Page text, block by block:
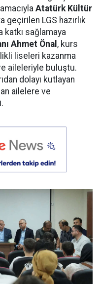
Atatürk Kültür
geçirilen LGS hazırlık
katkı sağlamaya
Ahmet Önal , kurs
liseleri kazanma
aileleriyle buluştu.
dolayı kutlayan
ailelere ve